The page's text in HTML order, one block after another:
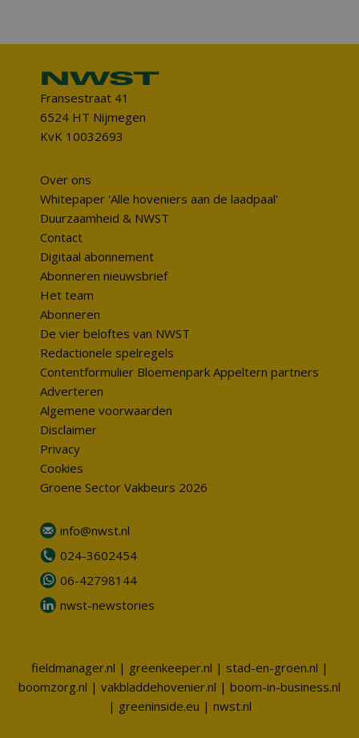
Fransestraat 41
6524 HT Nijmegen
KvK 10032693
Over ons
Whitepaper 'Alle hoveniers aan de laadpaal'
Duurzaamheid & NWST
Contact
Digitaal abonnement
Abonneren nieuwsbrief
Het team
Abonneren
De vier beloftes van NWST
Redactionele spelregels
Contentformulier Bloemenpark Appeltern partners
Adverteren
Algemene voorwaarden
Disclaimer
Privacy
Cookies
Groene Sector Vakbeurs 2026
info@nwst.nl
024-3602454
06-42798144
nwst-newstories
fieldmanager.nl | greenkeeper.nl | stad-en-groen.nl |
boomzorg.nl | vakbladdehovenier.nl | boom-in-business.nl
| greeninside.eu | nwst.nl